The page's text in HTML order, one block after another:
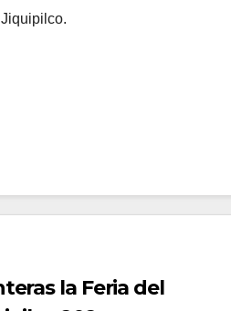
la Feria del